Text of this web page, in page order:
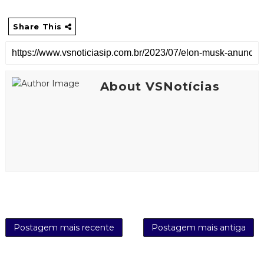
Share This
About VSNotícias
Postagem mais recente Postagem mais antiga